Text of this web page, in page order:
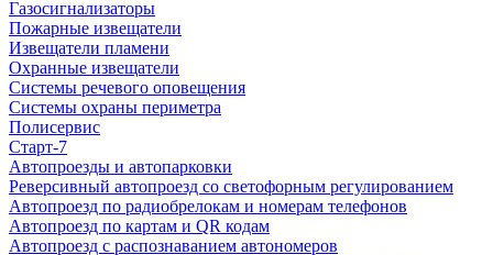
Газосигнализаторы
Пожарные извещатели
Извещатели пламени
Охранные извещатели
Системы речевого оповещения
Системы охраны периметра
Полисервис
Старт-7
Автопроезды и автопарковки
Реверсивный автопроезд со светофорным регулированием
Автопроезд по радиобрелокам и номерам телефонов
Автопроезд по картам и QR кодам
Автопроезд с распознаванием автономеров